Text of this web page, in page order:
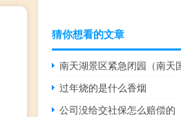
猜你想看的文章
南天湖景区紧急闭园（南天
过年烧的是什么香烟
公司没给交社保怎么赔偿的